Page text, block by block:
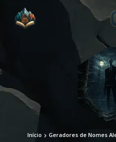
Início Geradores de Nomes